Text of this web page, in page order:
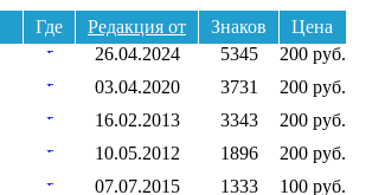
Где Редакция от Знаков
Цена
26.04.2024 5345
200 руб.
03.04.2020 3731
200 руб.
16.02.2013 3343
200 руб.
10.05.2012 1896
200 руб.
07.07.2015 1333
100 руб.